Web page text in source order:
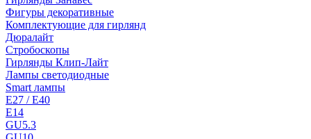
Фигуры декоративные
Комплектующие для гирлянд
Дюралайт
Стробоскопы
Гирлянды Клип-Лайт
Лампы светодиодные
Smart лампы
E27 / E40
E14
GU5.3